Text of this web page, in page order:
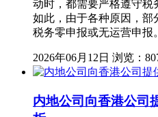
动时，都需要严格遵守税
如此，由于各种原因，部
税务零申报或无运营申报。
2026年06月12日 浏览：
内地公司向香港公司